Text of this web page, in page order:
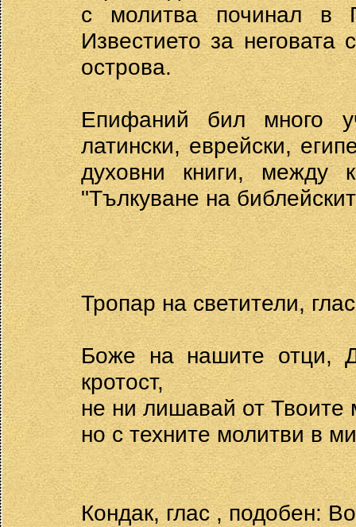
с молитва починал в
Известието за
острова.
Епифаний бил много
латински, еврейски,
духовни книги, между
"Тълкуване на
Тропар на светители,
Боже на нашите отци,
кротост,
не ни лишавай от Твоите
но с техните молитви в
Кондак, глас , подобен: